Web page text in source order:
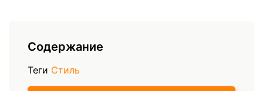
Содержание
Теги Стиль